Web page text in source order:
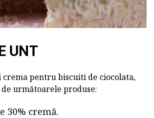
UNT
pentru biscuiti de ciocolata,
următoarele produse:
30% cremă.